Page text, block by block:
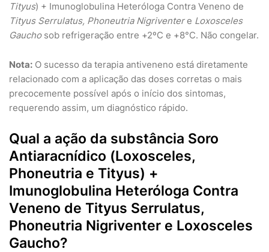
Tityus) + Imunoglobulina Heteróloga Contra Veneno de
Tityus Serrulatus, Phoneutria Nigriventere Loxosceles
Gauchosob refrigeração entre +2ºC e +8°C. Não congelar.
Nota: O sucesso da terapia antiveneno está diretamente
relacionado com a aplicação das doses corretas o mais
precocemente possível após o início dos sintomas,
requerendo assim, um diagnóstico rápido.
Qual a ação da substância Soro
Antiaracnídico (Loxosceles,
Phoneutria e Tityus) +
Imunoglobulina Heteróloga Contra
Veneno de Tityus Serrulatus,
Phoneutria Nigriventer e Loxosceles
Gaucho?